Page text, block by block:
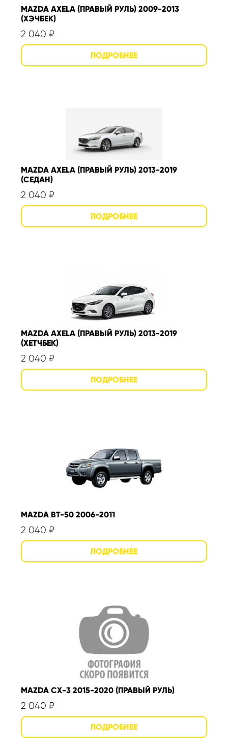
MAZDA AXELA (ПРАВЫЙ РУЛЬ) 2009-2013
(ХЭЧБЕК)
2 040 ₽
MAZDA AXELA (ПРАВЫЙ РУЛЬ) 2013-2019
(СЕДАН)
2 040 ₽
MAZDA AXELA (ПРАВЫЙ РУЛЬ) 2013-2019
(ХЕТЧБЕК)
2 040 ₽
MAZDA BT-50 2006-2011
2 040 ₽
MAZDA CX-3 2015-2020 (ПРАВЫЙ РУЛЬ)
2 040 ₽